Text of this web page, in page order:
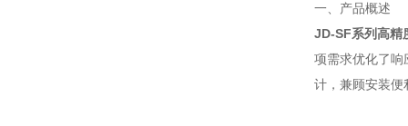
一、产品概述
JD-SF系列高精
项需求优化了响
计，兼顾安装便